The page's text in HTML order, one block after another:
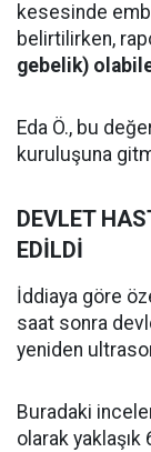
kesesinde
belirtilirken,
gebelik)
Eda Ö., bu
kuruluşuna
DEVLET
EDİLDİ
İddiaya göre
saat sonra
yeniden
Buradaki
olarak